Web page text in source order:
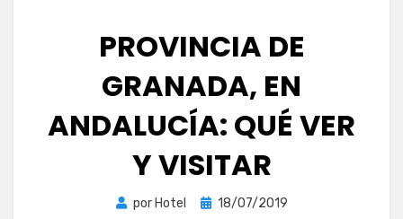
PROVINCIA DE
GRANADA, EN
ANDALUCÍA: QUÉ VER
Y VISITAR
por Hotel
Publicada
18/07/2019